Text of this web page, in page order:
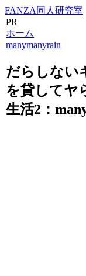
FANZA同人研究室
PR
ホーム
manymanyrain
だらしない
を貸してヤ
生活2：